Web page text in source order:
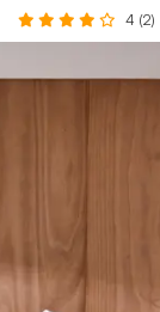
4 (2)